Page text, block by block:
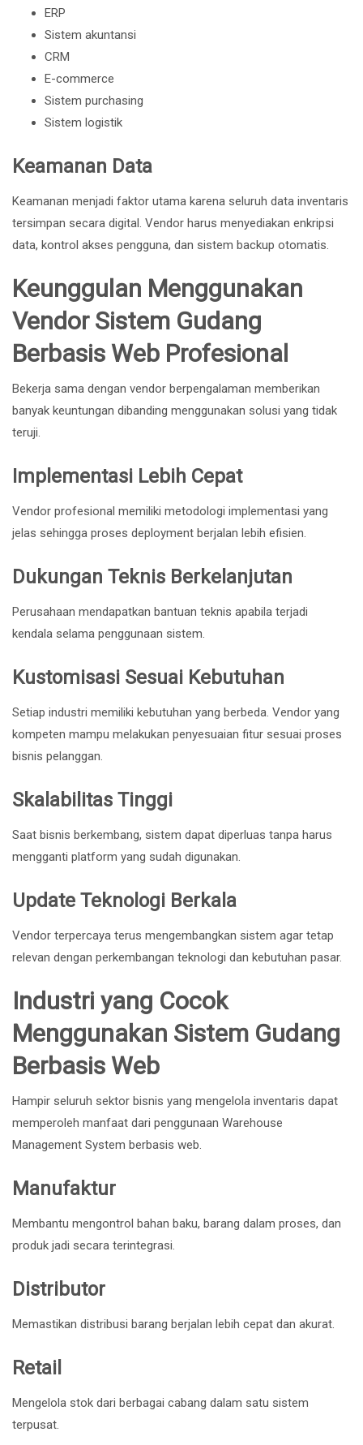
ERP
Sistem akuntansi
CRM
E-commerce
Sistem purchasing
Sistem logistik
Keamanan Data
Keamanan menjadi faktor utama karena seluruh data inventaris
tersimpan secara digital. Vendor harus menyediakan enkripsi
data, kontrol akses pengguna, dan sistem backup otomatis.
Keunggulan Menggunakan
Vendor Sistem Gudang
Berbasis Web Profesional
Bekerja sama dengan vendor berpengalaman memberikan
banyak keuntungan dibanding menggunakan solusi yang tidak
teruji.
Implementasi Lebih Cepat
Vendor profesional memiliki metodologi implementasi yang
jelas sehingga proses deployment berjalan lebih efisien.
Dukungan Teknis Berkelanjutan
Perusahaan mendapatkan bantuan teknis apabila terjadi
kendala selama penggunaan sistem.
Kustomisasi Sesuai Kebutuhan
Setiap industri memiliki kebutuhan yang berbeda. Vendor yang
kompeten mampu melakukan penyesuaian fitur sesuai proses
bisnis pelanggan.
Skalabilitas Tinggi
Saat bisnis berkembang, sistem dapat diperluas tanpa harus
mengganti platform yang sudah digunakan.
Update Teknologi Berkala
Vendor terpercaya terus mengembangkan sistem agar tetap
relevan dengan perkembangan teknologi dan kebutuhan pasar.
Industri yang Cocok
Menggunakan Sistem Gudang
Berbasis Web
Hampir seluruh sektor bisnis yang mengelola inventaris dapat
memperoleh manfaat dari penggunaan Warehouse
Management System berbasis web.
Manufaktur
Membantu mengontrol bahan baku, barang dalam proses, dan
produk jadi secara terintegrasi.
Distributor
Memastikan distribusi barang berjalan lebih cepat dan akurat.
Retail
Mengelola stok dari berbagai cabang dalam satu sistem
terpusat.